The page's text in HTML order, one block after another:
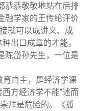
恭恭敬敬地站在后排
融学家的王传纶评价
就可以成讲义、成
出口成章的才能，
陈岱孙先生，一位是
育自主，是经济学课
方经济学不能“述而
拜是危险的。《孤